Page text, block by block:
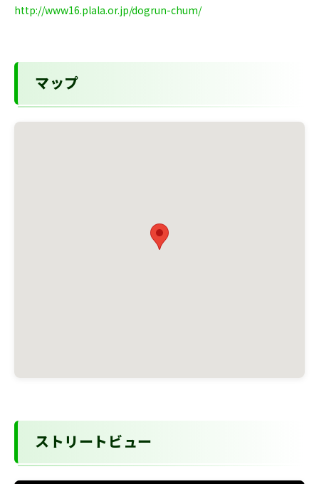
http://www16.plala.or.jp/dogrun-chum/
マップ
ストリートビュー